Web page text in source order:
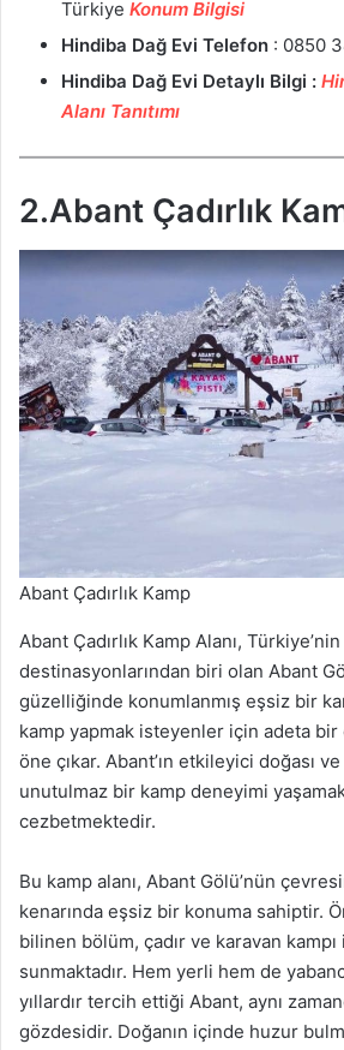
Türkiye Konum Bilgisi
Hindiba Dağ Evi Telefon : 0850
Hindiba Dağ Evi Detaylı Bilgi :
Alanı Tanıtımı
2.Abant Çadırlık
Abant Çadırlık Kamp
Abant Çadırlık Kamp Alanı,
destinasyonlarından biri olan Abant
güzelliğinde konumlanmış eşsiz bir
kamp yapmak isteyenler için adeta
öne çıkar. Abant’ın etkileyici doğası
unutulmaz bir kamp deneyimi
cezbetmektedir.
Bu kamp alanı, Abant Gölü’nün
kenarında eşsiz bir konuma sahiptir.
bilinen bölüm, çadır ve karavan
sunmaktadır. Hem yerli hem de
yıllardır tercih ettiği Abant, aynı
gözdesidir. Doğanın içinde huzur